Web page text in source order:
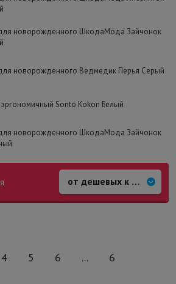
новорожденного ШкодаМода Зайчонок
новорожденного Ведмедик Перья Серый
эргономичный Sonto Kokon Белый
новорожденного ШкодаМода Зайчонок
4 5 6 ... 6